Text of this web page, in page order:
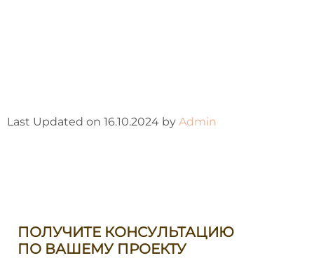
Last Updated on 16.10.2024 by Admin
ПОЛУЧИТЕ КОНСУЛЬТАЦИЮ
ПО ВАШЕМУ ПРОЕКТУ